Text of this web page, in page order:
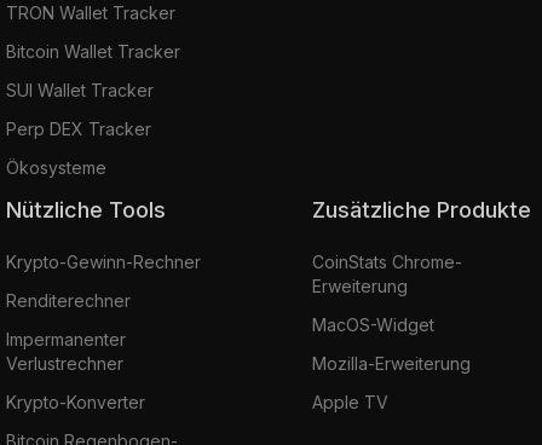
TRON Wallet Tracker
Bitcoin Wallet Tracker
SUI Wallet Tracker
Perp DEX Tracker
Ökosysteme
Nützliche Tools
Krypto-Gewinn-Rechner
Renditerechner
Impermanenter
Verlustrechner
Krypto-Konverter
Bitcoin Regenbogen-
Zusätzliche Produkte
CoinStats Chrome-
Erweiterung
MacOS-Widget
Mozilla-Erweiterung
Apple TV